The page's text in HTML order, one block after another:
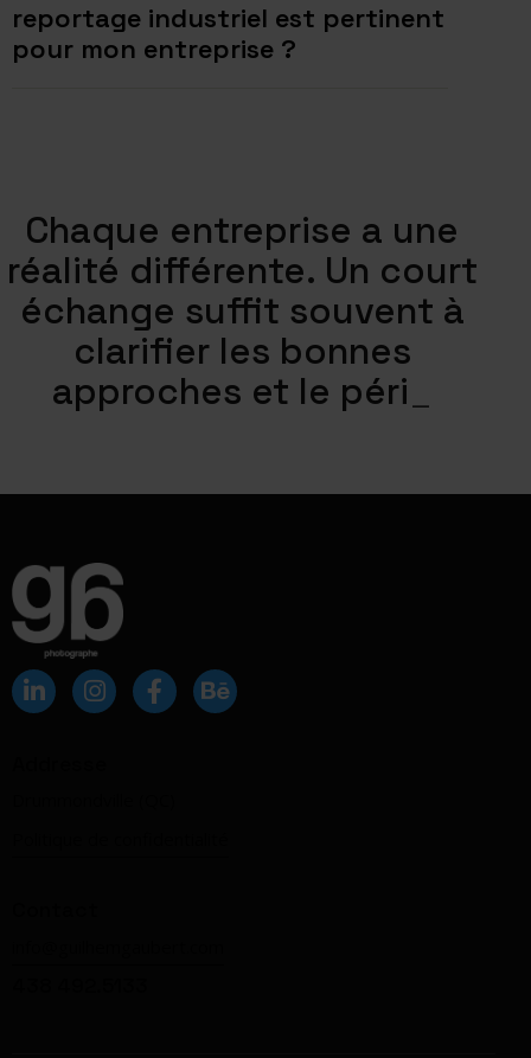
reportage industriel est pertinent
pour mon entreprise ?
Chaque entreprise a une
réalité différente. Un court
échange suffit souvent à
clarifier les bonnes
approches etle périmètre